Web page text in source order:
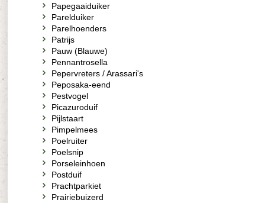
Papegaaiduiker
Parelduiker
Parelhoenders
Patrijs
Pauw (Blauwe)
Pennantrosella
Pepervreters / Arassari's
Peposaka-eend
Pestvogel
Picazuroduif
Pijlstaart
Pimpelmees
Poelruiter
Poelsnip
Porseleinhoen
Postduif
Prachtparkiet
Prairiebuizerd